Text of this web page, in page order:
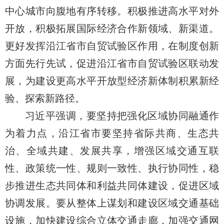
中心城市向腹地有序转移。积极推进高水平对外
开放，积极拓展国际经济合作新领域、新渠道。
更好发挥沿江省市自贸试验区作用，在制度创新
方面先行先试，促进沿江省市自贸试验区联动发
展，为建设更高水平开放型经济新体制积累新经
验、探索新路径。
习近平强调，要坚持把强化区域协同融通作
为着力点，沿江省市要坚持省际共商、生态共
治、全域共建、发展共享，增强区域交通互联
性、政策统一性、规则一致性、执行协同性，稳
步推进生态共同体和利益共同体建设，促进区域
协调发展。要从整体上谋划和建设区域交通基础
设施，加快建设综合立体交通走廊，加强交通网